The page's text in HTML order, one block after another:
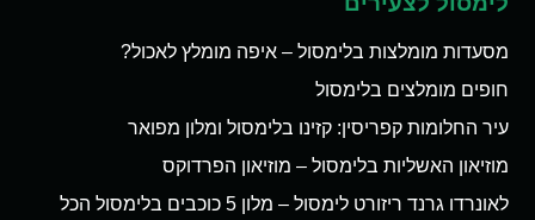
מסעדות מומלצות בלימסול – איפה מומלץ לאכול?
חופים מומלצים בלימסול
עיר החלומות קפריסין: קזינו בלימסול ומלון מפואר
מוזיאון האשליות בלימסול – מוזיאון הפרדוקס
לאונרדו גרנד ריזורט לימסול – מלון 5 כוכבים בלימסול הכל